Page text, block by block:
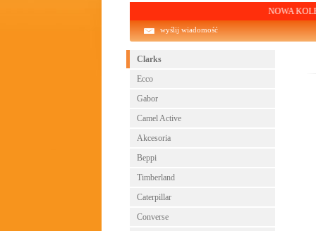
NOWA KOLEKCJA!
wyślij wiadomość
Clarks
Ecco
Gabor
Camel Active
Akcesoria
Beppi
Timberland
Caterpillar
Converse